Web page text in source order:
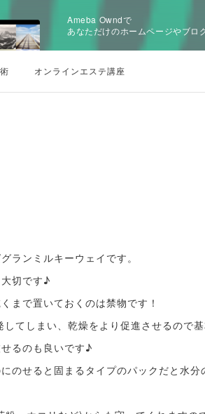
Ameba Owndで
あなただけのホームページやブロ
オンラインエステ講座
ランミルキーウェイです。
切です♪
まで置いておくのは禁物です！
てしまい、乾燥をより促進させるので
るのも良いです♪
のせると固まるタイプのパックだと水